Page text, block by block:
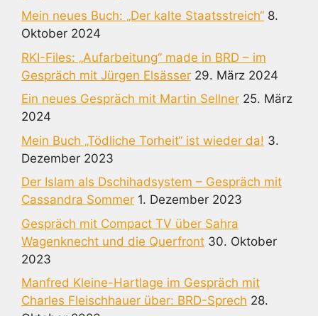
Mein neues Buch: „Der kalte Staatsstreich“ 8.
Oktober 2024
RKI-Files: „Aufarbeitung“ made in BRD – im
Gespräch mit Jürgen Elsässer 29. März 2024
Ein neues Gespräch mit Martin Sellner 25. März
2024
Mein Buch „Tödliche Torheit“ ist wieder da! 3.
Dezember 2023
Der Islam als Dschihadsystem – Gespräch mit
Cassandra Sommer 1. Dezember 2023
Gespräch mit Compact TV über Sahra
Wagenknecht und die Querfront 30. Oktober
2023
Manfred Kleine-Hartlage im Gespräch mit
Charles Fleischhauer über: BRD-Sprech 28.